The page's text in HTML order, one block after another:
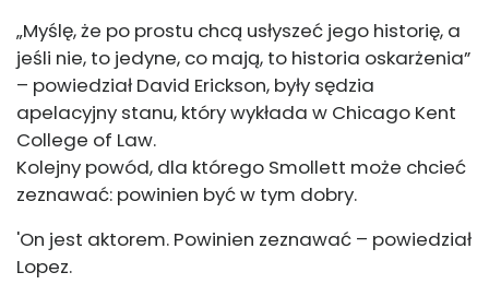
„Myślę, że po prostu chcą usłyszeć jego historię, a
jeśli nie, to jedyne, co mają, to historia oskarżenia”
– powiedział David Erickson, były sędzia
apelacyjny stanu, który wykłada w Chicago Kent
College of Law.
Kolejny powód, dla którego Smollett może chcieć
zeznawać: powinien być w tym dobry.
'On jest aktorem. Powinien zeznawać – powiedział
Lopez.